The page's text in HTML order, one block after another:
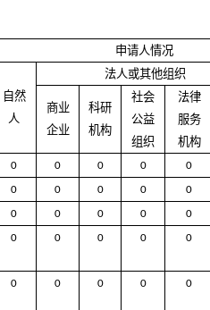
申请人情况
自然
人
法人或其他组织
商业
企业
科研
机构
社会
公益
组织
法律
服务
机构
0 0 0 0 0
0 0 0 0 0
0 0 0 0 0
0 0 0 0 0
0 0 0 0 0